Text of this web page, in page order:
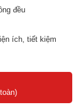
đều
ích, tiết kiệm
xuống sàn, phù